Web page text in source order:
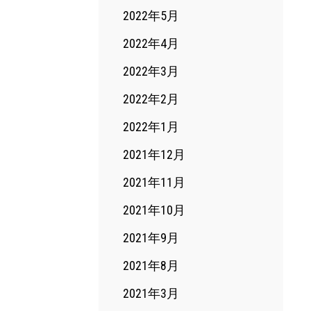
2022年5月
2022年4月
2022年3月
2022年2月
2022年1月
2021年12月
2021年11月
2021年10月
2021年9月
2021年8月
2021年3月